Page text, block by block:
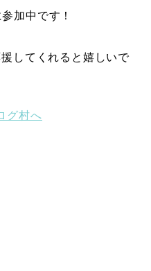
加中です！
してくれると嬉しいで